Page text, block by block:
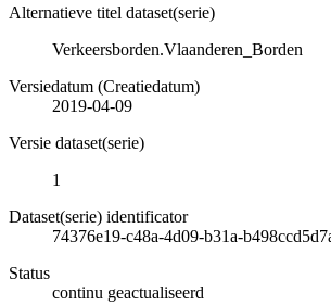
Alternatieve titel dataset(serie)
Verkeersborden.Vlaanderen_Borden
Versiedatum (Creatiedatum)
2019-04-09
Versie dataset(serie)
1
Dataset(serie) identificator
74376e19-c48a-4d09-b31a-
Status
continu geactualiseerd